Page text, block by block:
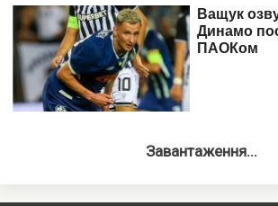
Завантаження...